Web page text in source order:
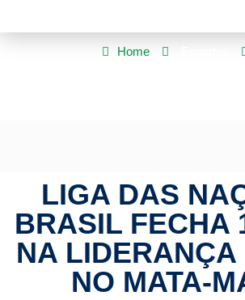
Home
LIGA DAS
BRASIL FECHA
NA LIDERANÇA
NO MATA-